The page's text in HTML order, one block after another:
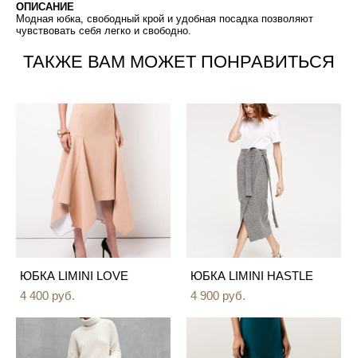
ОПИСАНИЕ
Модная юбка, свободный крой и удобная посадка позволяют
чувствовать себя легко и свободно.
ТАКЖЕ ВАМ МОЖЕТ ПОНРАВИТЬСЯ
ЮБКА LIMINI LOVE
4 400 pуб.
ЮБКА LIMINI HASTLE
4 900 pуб.